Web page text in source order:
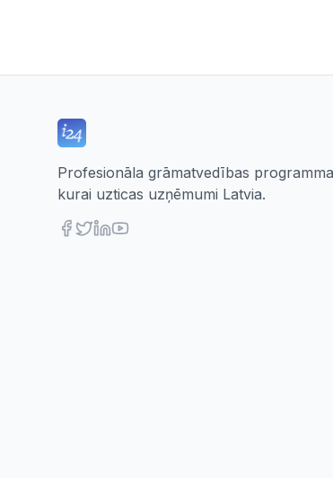
Profesionāla grāmatvedības
kurai uzticas uzņēmumi Latvia.